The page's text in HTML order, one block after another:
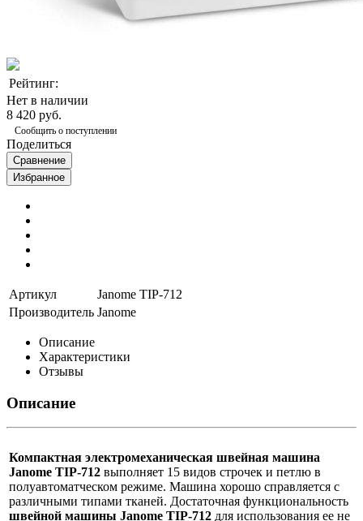
Рейтинг:
Нет в наличии
8 420 руб.
Сообщить о поступлении
Поделиться
Сравнение
Избранное
Артикул
Janome TIP-712
Производитель Janome
Описание
Характеристики
Отзывы
Описание
Компактная электромеханическая швейная машина
Janome TIP-712 выполняет 15 видов строчек и петлю в
полуавтоматческом режиме. Машина хорошо справляется с
различными типами тканей. Достаточная функциональность
швейной машины Janome TIP-712 для использования ее не